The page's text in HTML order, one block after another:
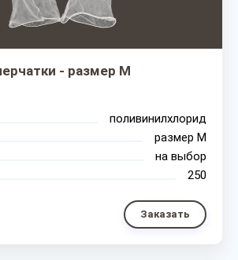
- размер M
поливинилхлорид
размер М
на выбор
250
Заказать